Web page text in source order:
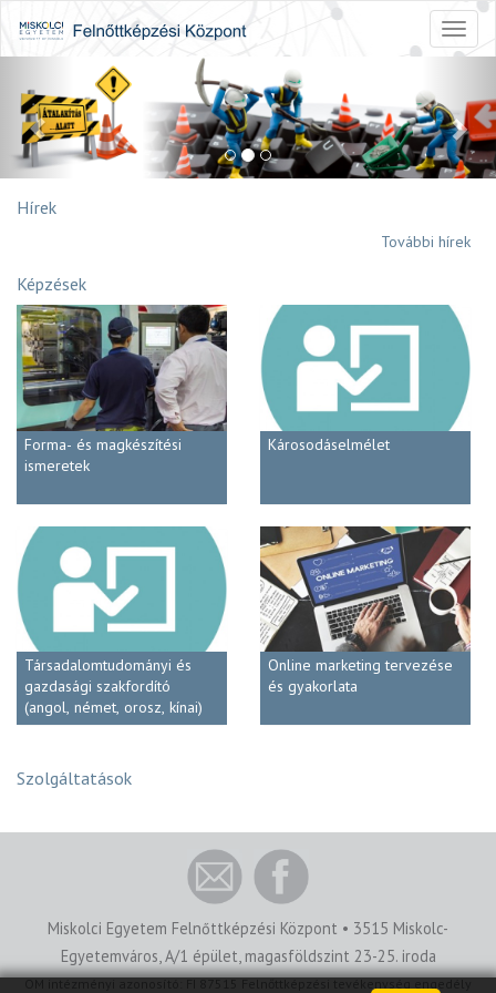
Previous
Hírek
További hírek
Képzések
Forma- és magkészítési
ismeretek
Károsodáselmélet
Társadalomtudományi és
gazdasági szakfordító
(angol, német, orosz, kínai)
Online marketing tervezése
és gyakorlata
Szolgáltatások
Miskolci Egyetem Felnőttképzési Központ • 3515 Miskolc-
Egyetemváros, A/1 épület, magasföldszint 23-25. iroda